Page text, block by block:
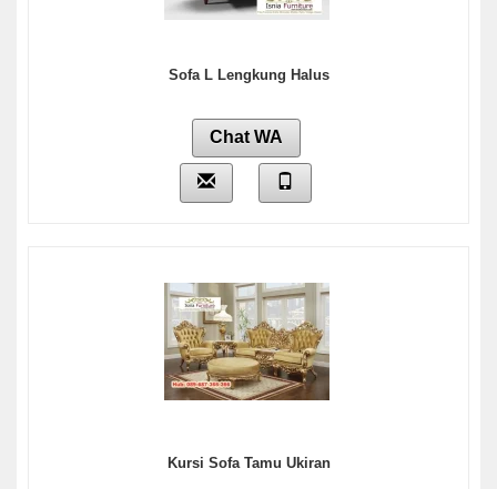
Sofa L Lengkung Halus
Chat WA
Kursi Sofa Tamu Ukiran